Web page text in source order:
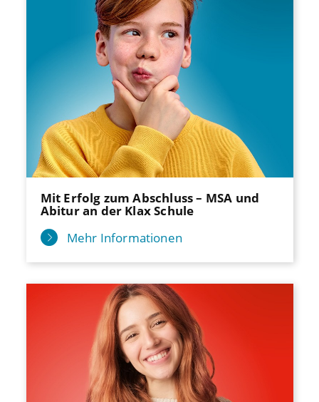
Mit Erfolg zum Abschluss – MSA und
Abitur an der Klax Schule
Mehr Informationen